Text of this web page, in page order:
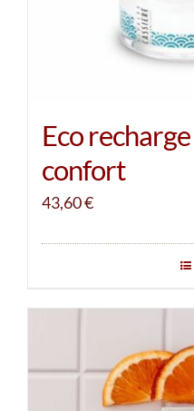
Eco
confort
43,60€